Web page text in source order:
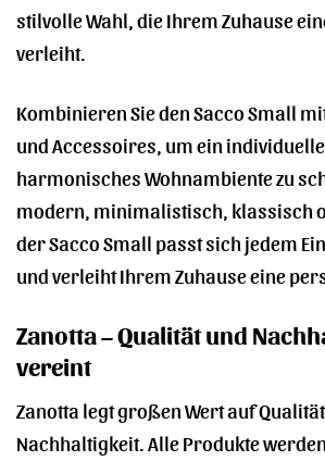
stilvolle Wahl, die Ihrem Zuhause
verleiht.
Kombinieren Sie den Sacco Small
und Accessoires, um ein
harmonisches Wohnambiente zu
modern, minimalistisch, klassisch
der Sacco Small passt sich jedem
und verleiht Ihrem Zuhause eine
Zanotta – Qualität und
vereint
Zanotta legt großen Wert auf
Nachhaltigkeit. Alle Produkte